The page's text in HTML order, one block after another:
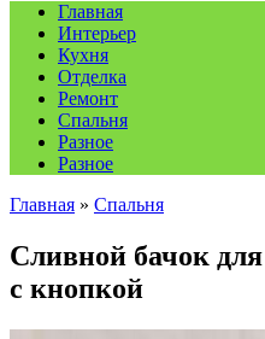
Главная
Интерьер
Кухня
Отделка
Ремонт
Спальня
Разное
Разное
Главная » Спальня
Сливной бачок для
с кнопкой